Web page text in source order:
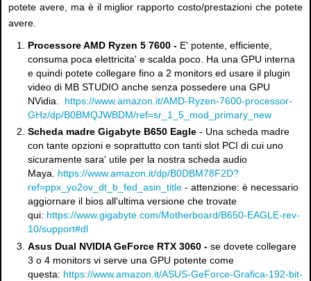
potete avere, ma è il miglior rapporto costo/prestazioni che potete
avere.
Processore AMD Ryzen 5 7600 - E' potente, efficiente,
consuma poca elettricita' e scalda poco. Ha una GPU interna
e quindi potete collegare fino a 2 monitors ed usare il plugin
video di MB STUDIO anche senza possedere una GPU
NVidia. https://www.amazon.it/AMD-Ryzen-7600-processor-
GHz/dp/B0BMQJWBDM/ref=sr_1_5_mod_primary_new
Scheda madre Gigabyte B650 Eagle - Una scheda madre
con tante opzioni e soprattutto con tanti slot PCI di cui uno
sicuramente sara' utile per la nostra scheda audio
Maya. https://www.amazon.it/dp/B0DBM78F2D?
ref=ppx_yo2ov_dt_b_fed_asin_title - attenzione: è necessario
aggiornare il bios all'ultima versione che trovate
qui: https://www.gigabyte.com/Motherboard/B650-EAGLE-rev-
10/support#dl
Asus Dual NVIDIA GeForce RTX 3060 - se dovete collegare
3 o 4 monitors vi serve una GPU potente come
questa: https://www.amazon.it/ASUS-GeForce-Grafica-192-bit-